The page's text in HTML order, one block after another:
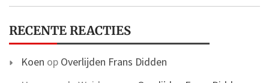
RECENTE REACTIES
Koen op Overlijden Frans Didden